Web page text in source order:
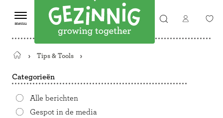
Terug
de
Tips & Tools
Categorieën
Alle berichten
Gespot in de media